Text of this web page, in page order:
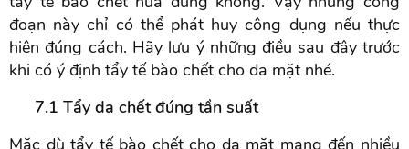
đoạn này chỉ có thể phát huy công dụng nếu thực
hiện đúng cách. Hãy lưu ý những điều sau đây trước
khi có ý định tẩy tế bào chết cho da mặt nhé.
7.1 Tẩy da chết đúng tần suất
Mặc dù tẩy tế bào chết cho da mặt mang đến nhiều